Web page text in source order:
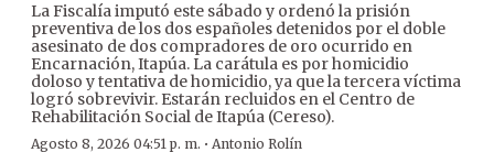
La Fiscalía imputó este sábado y ordenó la prisión
preventiva de los dos españoles detenidos por el doble
asesinato de dos compradores de oro ocurrido en
Encarnación, Itapúa. La carátula es por homicidio
doloso y tentativa de homicidio, ya que la tercera víctima
logró sobrevivir. Estarán recluidos en el Centro de
Rehabilitación Social de Itapúa (Cereso).
Agosto 8, 2026 04:51 p. m. · Antonio Rolín